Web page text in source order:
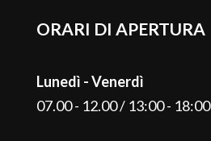
ORARI DI APERTURA
Lunedì - Venerdì
07.00 - 12.00 / 13:00 - 18:00